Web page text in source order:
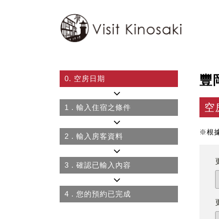
0. 空房日期
1 . 輸入住宿之條件
2 . 輸入房客資料
3 . 確認已輸入內容
4 . 您的預約已完成
豐
空
※根